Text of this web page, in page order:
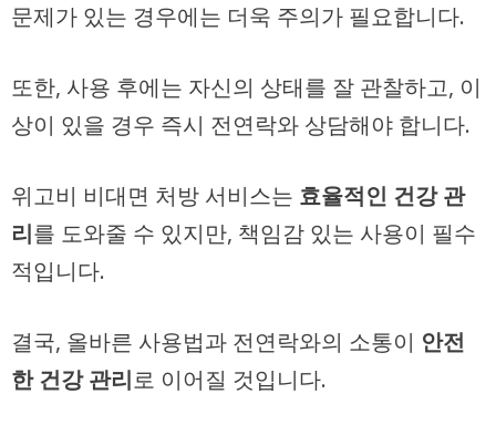
문제가 있는 경우에는 더욱 주의가 필요합니다.
또한, 사용 후에는 자신의 상태를 잘 관찰하고, 이
상이 있을 경우 즉시 전연락와 상담해야 합니다.
위고비 비대면 처방 서비스는 효율적인 건강 관
리를 도와줄 수 있지만, 책임감 있는 사용이 필수
적입니다.
결국, 올바른 사용법과 전연락와의 소통이 안전
한 건강 관리로 이어질 것입니다.